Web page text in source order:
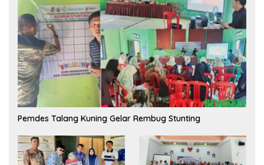
Pemdes Talang Kuning Gelar Rembug Stunting